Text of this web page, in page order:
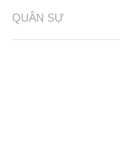
QUÂN SỰ